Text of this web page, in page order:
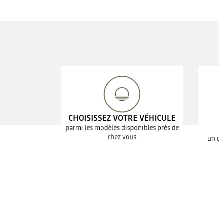
CHOISISSEZ VOTRE VÉHICULE
parmi les modèles disponibles près de
chez vous
un